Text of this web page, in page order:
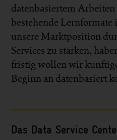
daten­basiertem
bestehende
unsere Markt­position
Services zu stär­ken,
fristig wollen wir
Beginn an daten­basiert
Das Data Service